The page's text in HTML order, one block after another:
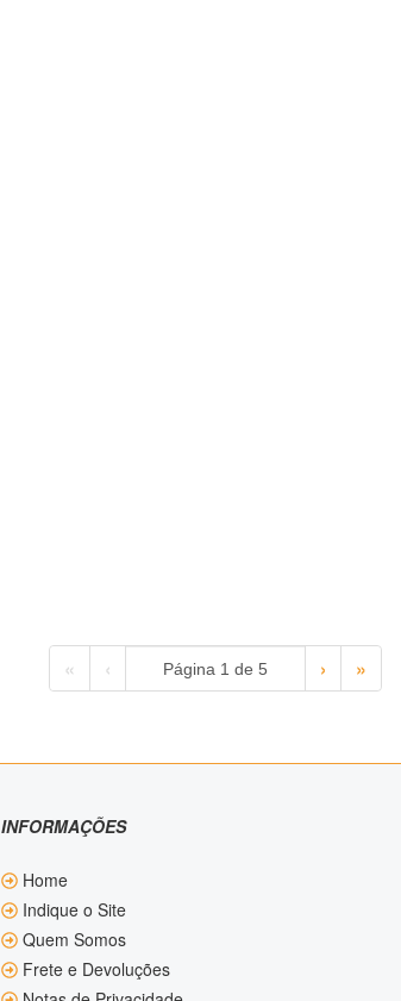
« ‹ › »
INFORMAÇÕES
Home
Indique o Site
Quem Somos
Frete e Devoluções